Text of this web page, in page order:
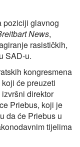
poziciji glavnog
News,
rasističkih,
SAD-u.
kongresmena
će preuzeti
direktor
Priebus, koji je
da će Priebus u
tijelima